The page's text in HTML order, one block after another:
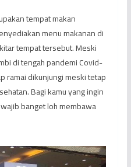
tempat makan
menu makanan di
tempat tersebut. Meski
di tengah pandemi Covid-
ramai dikunjungi meski tetap
Bagi kamu yang ingin
banget loh membawa